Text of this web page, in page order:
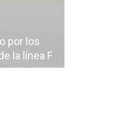
por los
la línea F